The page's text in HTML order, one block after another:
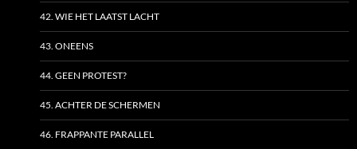
42. WIE HET LAATST LACHT
43. ONEENS
44. GEEN PROTEST?
45. ACHTER DE SCHERMEN
46. FRAPPANTE PARALLEL